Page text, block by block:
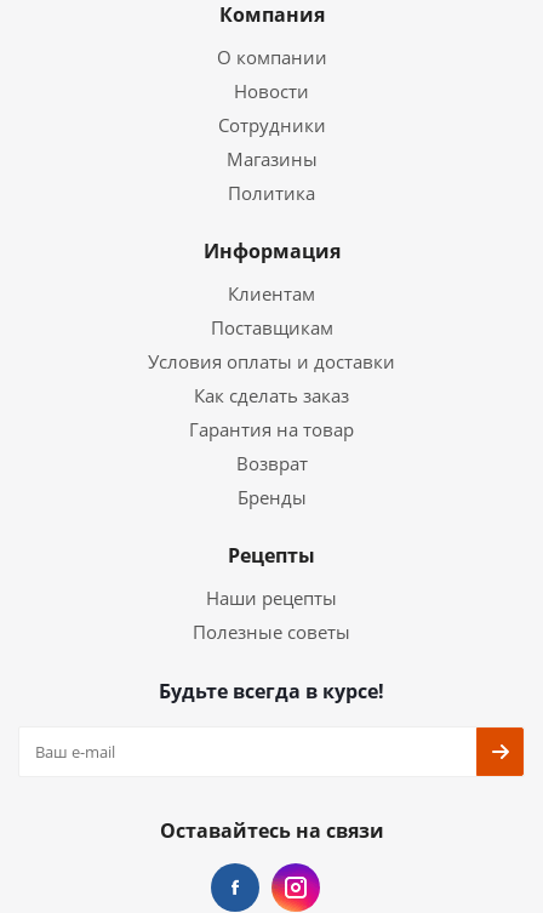
Компания
О компании
Новости
Сотрудники
Магазины
Политика
Информация
Клиентам
Поставщикам
Условия оплаты и доставки
Как сделать заказ
Гарантия на товар
Возврат
Бренды
Рецепты
Наши рецепты
Полезные советы
Будьте всегда в курсе!
Оставайтесь на связи